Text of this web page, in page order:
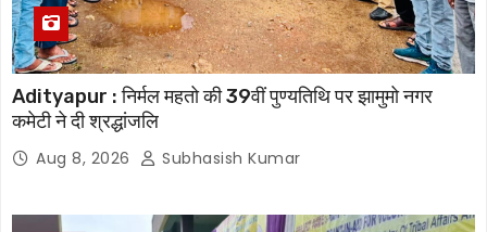
Adityapur : निर्मल महतो की 39वीं पुण्यतिथि पर झामुमो नगर
कमेटी ने दी श्रद्धांजलि
Aug 8, 2026 Subhasish Kumar